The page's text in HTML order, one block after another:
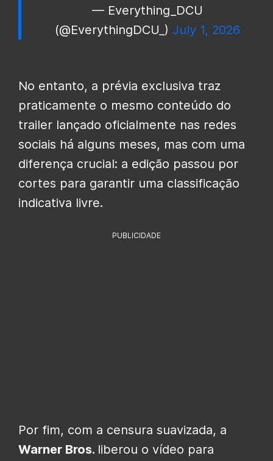
— Everything_DCU
(@EverythingDCU_) July 1, 2026
No entanto, a prévia exclusiva traz
praticamente o mesmo conteúdo do
trailer lançado oficialmente nas redes
sociais há alguns meses, mas com uma
diferença crucial: a edição passou por
cortes para garantir uma classificação
indicativa livre.
PUBLICIDADE
Por fim, com a censura suavizada, a
Warner Bros. liberou o vídeo para